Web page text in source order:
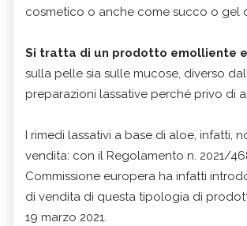
cosmetico o anche come succo o gel
Si tratta di un prodotto emolliente
sulla pelle sia sulle mucose, diverso
preparazioni lassative perché privo di
I rimedi lassativi a base di aloe, infatti,
vendita: con il Regolamento n. 2021/
Commissione europera ha infatti
di vendita di questa tipologia di
19 marzo 2021.